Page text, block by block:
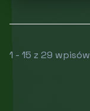
1 - 15 z 29 wpisów